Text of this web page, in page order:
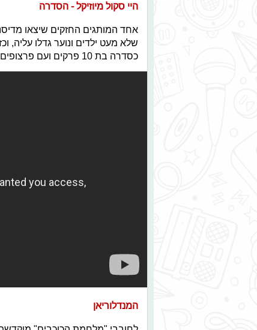
היי סקול מיוזיקל - הסדרה
אחד המותגים החזקים שיצאו
שלא מעט ילדים ונוער גדלו עליה,
כסדרה בת 10 פרקים ועם פרצופים חדשים למדי.
המנדלוריאן